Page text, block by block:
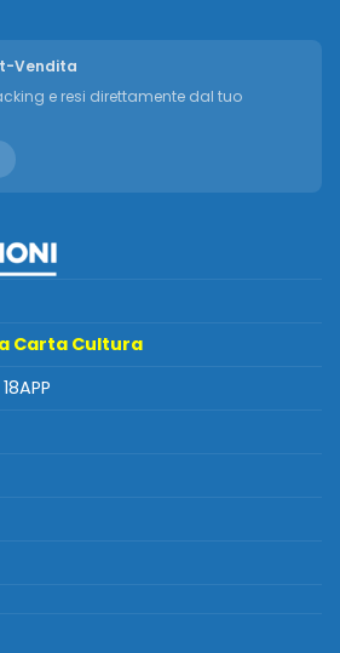
Vendita
e resi direttamente dal tuo
Carta Cultura